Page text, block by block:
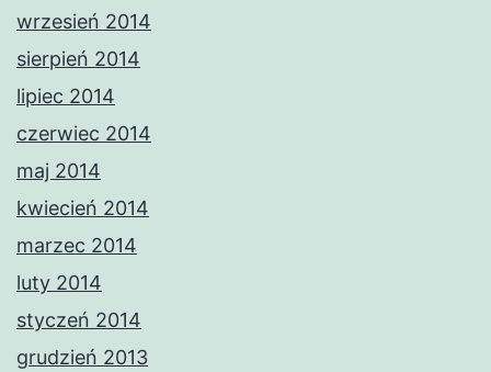
wrzesień 2014
sierpień 2014
lipiec 2014
czerwiec 2014
maj 2014
kwiecień 2014
marzec 2014
luty 2014
styczeń 2014
grudzień 2013